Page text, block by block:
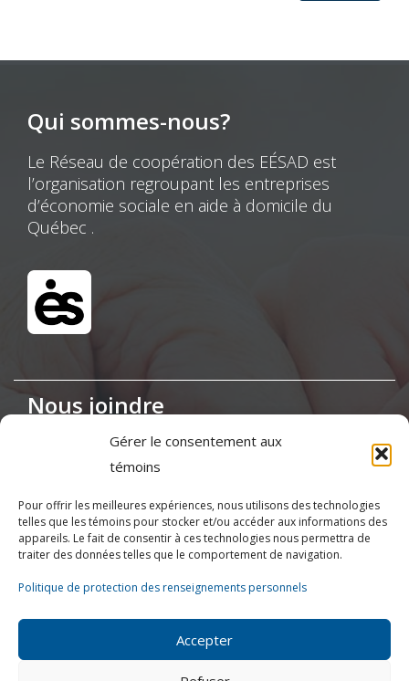
Gérer le consentement aux
témoins
Pour offrir les meilleures expériences, nous utilisons des technologies
telles que les témoins pour stocker et/ou accéder aux informations des
appareils. Le fait de consentir à ces technologies nous permettra de
traiter des données telles que le comportement de navigation.
Politique de protection des renseignements personnels
Accepter
Qui sommes-nous?
Le Réseau de coopération des EÉSAD est
l’organisation regroupant les entreprises
d’économie sociale en aide à domicile du
Québec .
Nous joindre
Maison de la Coopération,
155, boul. Charest Est, bureau 120, Québec
(418) 622-1001
1 (855) 837-9142
info@ressources.coop